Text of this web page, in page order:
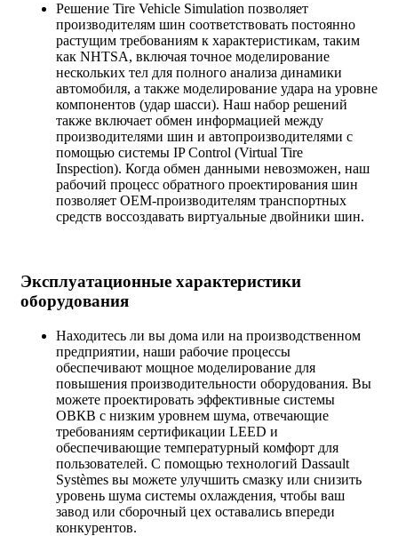
Решение Tire Vehicle Simulation позволяет
производителям шин соответствовать постоянно
растущим требованиям к характеристикам, таким
как NHTSA, включая точное моделирование
нескольких тел для полного анализа динамики
автомобиля, а также моделирование удара на уровне
компонентов (удар шасси). Наш набор решений
также включает обмен информацией между
производителями шин и автопроизводителями с
помощью системы IP Control (Virtual Tire
Inspection). Когда обмен данными невозможен, наш
рабочий процесс обратного проектирования шин
позволяет OEM-производителям транспортных
средств воссоздавать виртуальные двойники шин.
Эксплуатационные характеристики
оборудования
Находитесь ли вы дома или на производственном
предприятии, наши рабочие процессы
обеспечивают мощное моделирование для
повышения производительности оборудования. Вы
можете проектировать эффективные системы
ОВКВ с низким уровнем шума, отвечающие
требованиям сертификации LEED и
обеспечивающие температурный комфорт для
пользователей. С помощью технологий Dassault
Systèmes вы можете улучшить смазку или снизить
уровень шума системы охлаждения, чтобы ваш
завод или сборочный цех оставались впереди
конкурентов.